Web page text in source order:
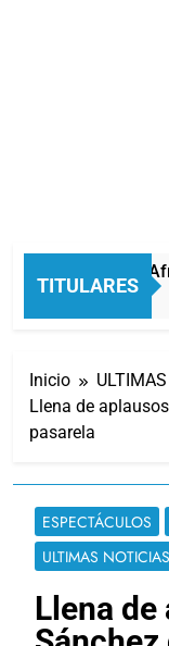
TITULARES
La noche del
11 Horas Atrás
Inicio
Llena de
pasarela
ESPECTÁCULOS
ULTIMAS NOTICIAS
Llena de